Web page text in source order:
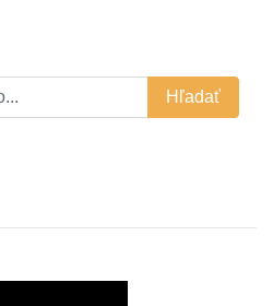
Hľadať